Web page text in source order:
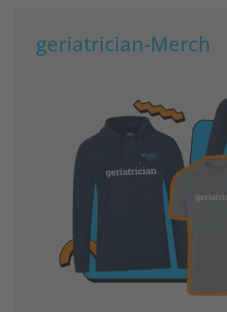
geriatrician-Merch